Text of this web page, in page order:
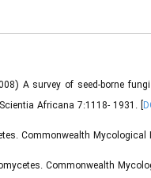
A survey of seed-borne
Africana 7:1118- 1931. [
Commonwealth Mycological
Commonwealth